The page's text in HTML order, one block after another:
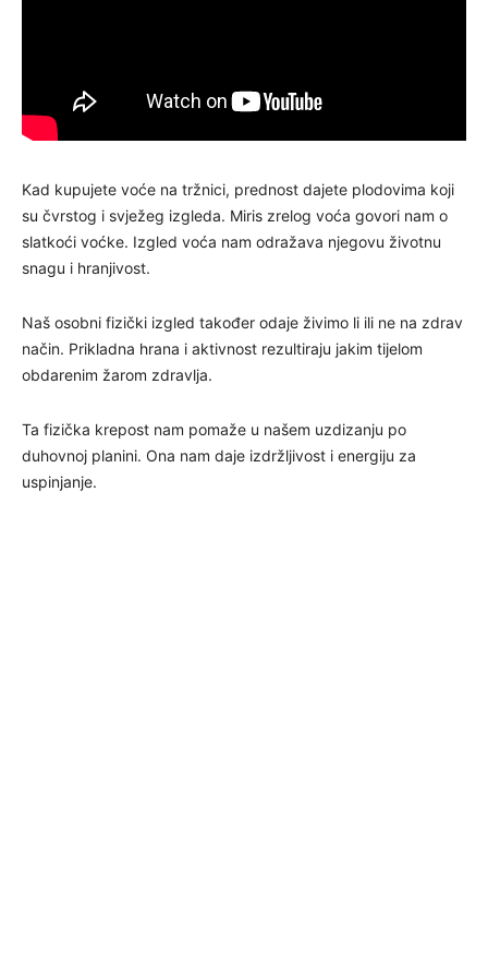
Kad kupujete voće na tržnici, prednost dajete plodovima koji
su čvrstog i svježeg izgleda. Miris zrelog voća govori nam o
slatkoći voćke. Izgled voća nam odražava njegovu životnu
snagu i hranjivost.
Naš osobni fizički izgled također odaje živimo li ili ne na zdrav
način. Prikladna hrana i aktivnost rezultiraju jakim tijelom
obdarenim žarom zdravlja.
Ta fizička krepost nam pomaže u našem uzdizanju po
duhovnoj planini. Ona nam daje izdržljivost i energiju za
uspinjanje.